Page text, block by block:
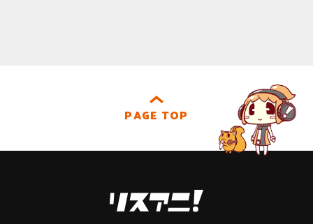
PAGE TOP